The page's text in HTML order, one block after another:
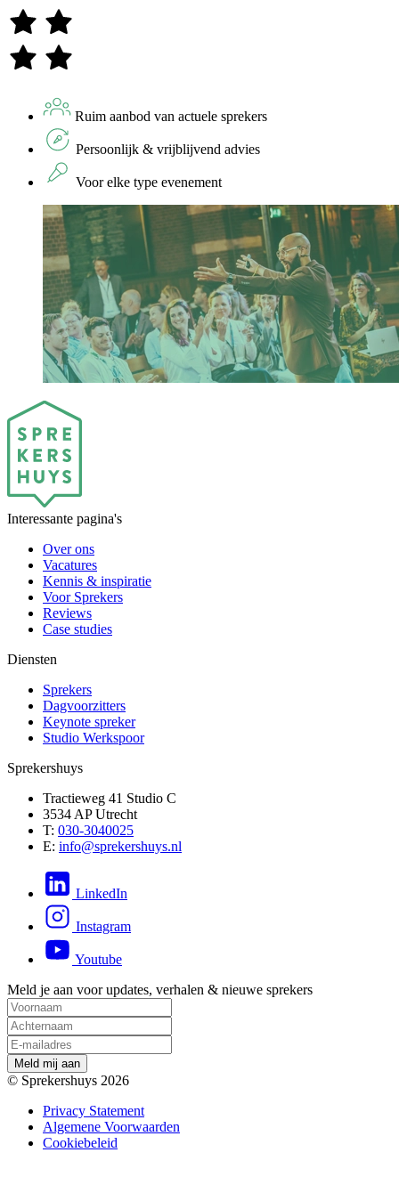
Ruim aanbod van actuele sprekers
Persoonlijk & vrijblijvend advies
Voor elke type evenement
Interessante pagina's
Over ons
Vacatures
Kennis & inspiratie
Voor Sprekers
Reviews
Case studies
Diensten
Sprekers
Dagvoorzitters
Keynote spreker
Studio Werkspoor
Sprekershuys
Tractieweg 41 Studio C
3534 AP Utrecht
T: 030-3040025
E: info@sprekershuys.nl
LinkedIn
Instagram
Youtube
Meld je aan voor updates, verhalen & nieuwe sprekers
Me d mij aan
© Sprekershuys 2026
Privacy Statement
Algemene Voorwaarden
Cookiebeleid